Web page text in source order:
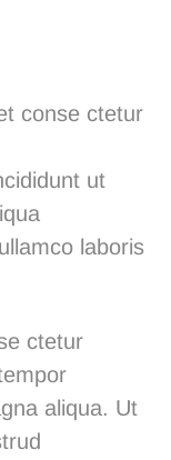
conse ctetur
ut
laboris
ctetur
aliqua. Ut